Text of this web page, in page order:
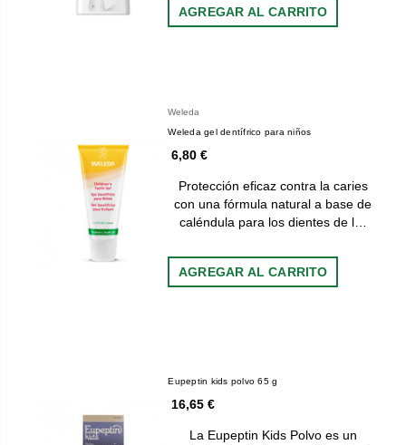
AGREGAR AL CARRITO
Weleda
Weleda gel dentífrico para niños
6,80 €
Protección eficaz contra la caries
con una fórmula natural a base de
caléndula para los dientes de l…
AGREGAR AL CARRITO
Eupeptin kids polvo 65 g
16,65 €
La Eupeptin Kids Polvo es un